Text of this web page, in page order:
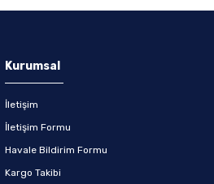
Kurumsal
İletişim
İletişim Formu
Havale Bildirim Formu
Kargo Takibi